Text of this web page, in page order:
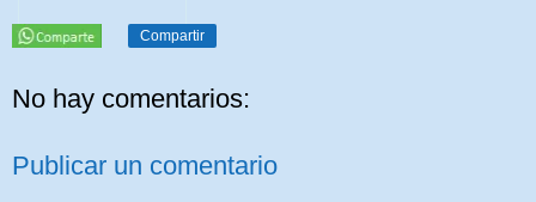
Compartir
No hay comentarios:
Publicar un comentario